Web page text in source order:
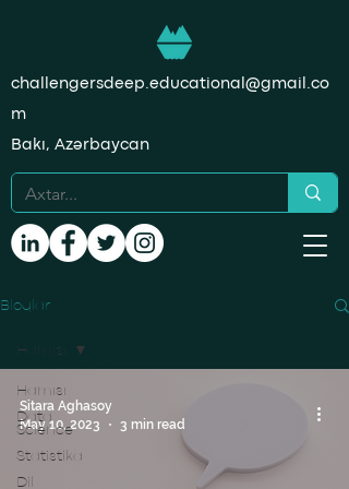
challengersdeep.educational@gmail.co
m
Bakı, Azərbaycan
Bloqlar
Hamısı
Data
Science
Statistika
Dil
Hamısı
Sitara Aghasoy
May 10, 2023
3 min read